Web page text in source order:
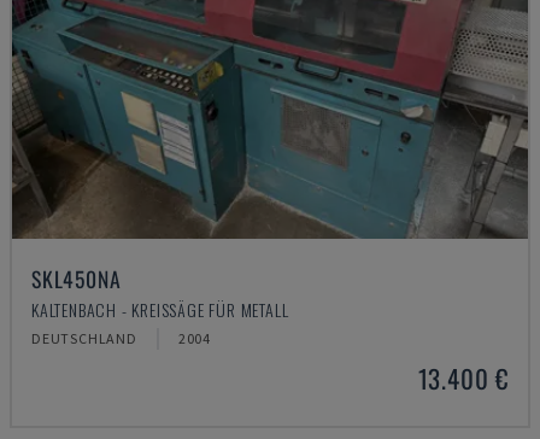
SKL450NA
KALTENBACH - KREISSÄGE FÜR METALL
DEUTSCHLAND 2004
13.400 €